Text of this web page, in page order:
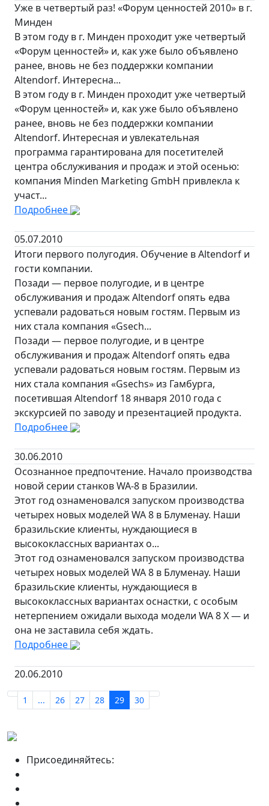
Уже в четвертый раз! «Форум ценностей 2010» в г.
Минден
В этом году в г. Минден проходит уже четвертый
«Форум ценностей» и, как уже было объявлено
ранее, вновь не без поддержки компании
Altendorf. Интересна...
В этом году в г. Минден проходит уже четвертый
«Форум ценностей» и, как уже было объявлено
ранее, вновь не без поддержки компании
Altendorf. Интересная и увлекательная
программа гарантирована для посетителей
центра обслуживания и продаж и этой осенью:
компания Minden Marketing GmbH привлекла к
участ...
Подробнее
05.07.2010
Итоги первого полугодия. Обучение в Altendorf и
гости компании.
Позади — первое полугодие, и в центре
обслуживания и продаж Altendorf опять едва
успевали радоваться новым гостям. Первым из
них стала компания «Gsech...
Позади — первое полугодие, и в центре
обслуживания и продаж Altendorf опять едва
успевали радоваться новым гостям. Первым из
них стала компания «Gsechs» из Гамбурга,
посетившая Altendorf 18 января 2010 года с
экскурсией по заводу и презентацией продукта.
Подробнее
30.06.2010
Осознанное предпочтение. Начало производства
новой серии станков WA-8 в Бразилии.
Этот год ознаменовался запуском производства
четырех новых моделей WA 8 в Блуменау. Наши
бразильские клиенты, нуждающиеся в
высококлассных вариантах о...
Этот год ознаменовался запуском производства
четырех новых моделей WA 8 в Блуменау. Наши
бразильские клиенты, нуждающиеся в
высококлассных вариантах оснастки, с особым
нетерпением ожидали выхода модели WA 8 X — и
она не заставила себя ждать.
Подробнее
20.06.2010
1 ... 26 27 28 29 30
Присоединяйтесь: